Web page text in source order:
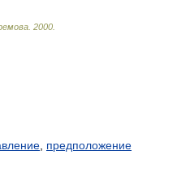
2000
предположение